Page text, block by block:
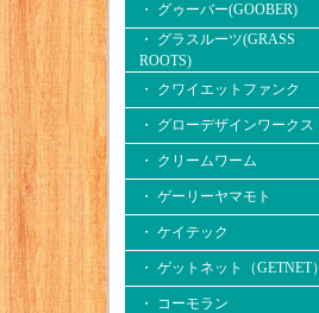
・ グゥーバー(GOOBER)
・ グラスルーツ(GRASS
ROOTS)
・ クワイエットファンク
・ グローデザインワークス
・ クリームワーム
・ ゲーリーヤマモト
・ ケイテック
・ ゲットネット（GETNET）
・ コーモラン